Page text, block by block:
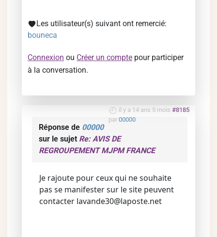
Les utilisateur(s) suivant ont remercié:
bouneca
Connexion ou Créer un compte pour participer
à la conversation.
il y a 14 ans 5 mois #8185
par 00000
Réponse de 00000
sur le sujet Re: AVIS DE
REGROUPEMENT MJPM FRANCE
Je rajoute pour ceux qui ne souhaite
pas se manifester sur le site peuvent
contacter lavande30@laposte.net